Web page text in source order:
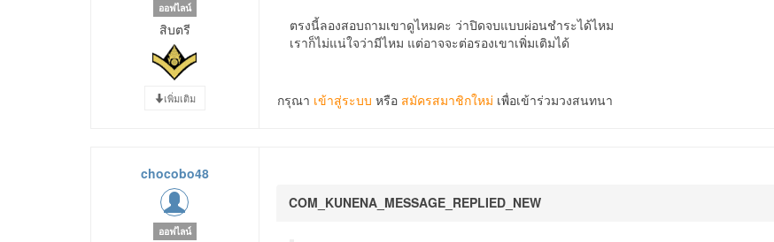
ออฟไลน์
สิบตรี
เพิ่มเติม
ตรงนี้ลองสอบถามเขาดูไหมคะ ว่าปิดจบแบบผ่อนชำระได้ไหม
เราก็ไม่แน่ใจว่ามีไหม แต่อาจจะต่อรองเขาเพิ่มเติมได้
กรุณา เข้าสู่ระบบ หรือ สมัครสมาชิกใหม่ เพื่อเข้าร่วมวงสนทนา
chocobo48
ออฟไลน์
COM_KUNENA_MESSAGE_REPLIED_NEW